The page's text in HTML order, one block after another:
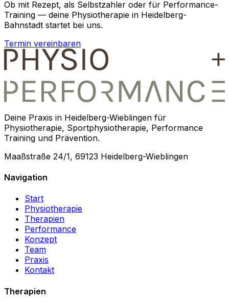
Ob mit Rezept, als Selbstzahler oder für Performance-
Training — deine Physiotherapie in Heidelberg-
Bahnstadt startet bei uns.
Termin vereinbaren
Deine Praxis in Heidelberg-Wieblingen für
Physiotherapie, Sportphysiotherapie, Performance
Training und Prävention.
Maaßstraße 24/1, 69123 Heidelberg-Wieblingen
Navigation
Start
Physiotherapie
Therapien
Performance
Konzept
Team
Praxis
Kontakt
Therapien